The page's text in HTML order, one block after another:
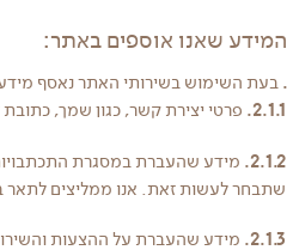
בעת השימוש בשירותי האתר נאסף
2.1.1. פרטי יצירת קשר, כגון שמך,
2.1.2. מידע שהעברת במסגרת
שתבחר לעשות זאת. אנו ממליצים לתאר
2.1.3. מידע שהעברת על ההצעות